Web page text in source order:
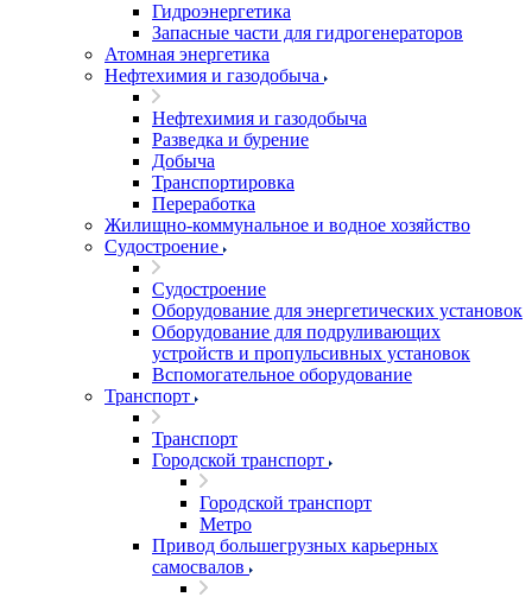
Гидроэнергетика
Запасные части для гидрогенераторов
Атомная энергетика
Нефтехимия и газодобыча
Нефтехимия и газодобыча
Разведка и бурение
Добыча
Транспортировка
Переработка
Жилищно-коммунальное и водное хозяйство
Судостроение
Судостроение
Оборудование для энергетических установок
Оборудование для подруливающих
устройств и пропульсивных установок
Вспомогательное оборудование
Транспорт
Транспорт
Городской транспорт
Городской транспорт
Метро
Привод большегрузных карьерных
самосвалов